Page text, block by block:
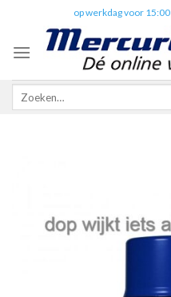
content
op werkdag voor
Zoeken